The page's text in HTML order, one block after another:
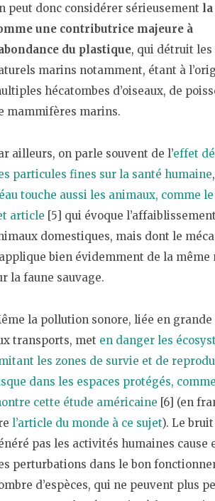
peut donc considérer sérieusement
une contributrice majeure à
du plastique, qui détruit
marins notamment, étant à
hécatombes d’oiseaux, de
mammifères marins.
ailleurs, on parle souvent de l’effet
particules fines sur la santé humaine
touche aussi les animaux, comme
article [5] qui évoque
domestiques, mais dont le
bien évidemment de la même
la faune sauvage.
la pollution sonore, liée en
transports, met en danger les
les zones de survie et de
dans les espaces protégés,
cette étude américaine [6] (en
l’article du monde à ce sujet). Le
pas les activités humaines cause
perturbations dans le bon
d’espèces, qui ne peuvent plus